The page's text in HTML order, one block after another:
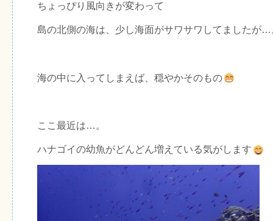
ちょっぴり風向きが変わって
島の北側の海は、少し海面がサワサワしてましたが…
海の中に入ってしまえば、穏やかそのもの
ここ最近は…。
ハナゴイの幼魚がどんどん増えている気がします